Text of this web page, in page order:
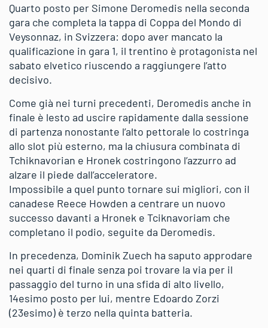
Quarto posto per Simone Deromedis nella seconda
gara che completa la tappa di Coppa del Mondo di
Veysonnaz, in Svizzera: dopo aver mancato la
qualificazione in gara 1, il trentino è protagonista nel
sabato elvetico riuscendo a raggiungere l’atto
decisivo.
Come già nei turni precedenti, Deromedis anche in
finale è lesto ad uscire rapidamente dalla sessione
di partenza nonostante l’alto pettorale lo costringa
allo slot più esterno, ma la chiusura combinata di
Tchiknavorian e Hronek costringono l’azzurro ad
alzare il piede dall’acceleratore.
Impossibile a quel punto tornare sui migliori, con il
canadese Reece Howden a centrare un nuovo
successo davanti a Hronek e Tciknavoriam che
completano il podio, seguite da Deromedis.
In precedenza, Dominik Zuech ha saputo approdare
nei quarti di finale senza poi trovare la via per il
passaggio del turno in una sfida di alto livello,
14esimo posto per lui, mentre Edoardo Zorzi
(23esimo) è terzo nella quinta batteria.